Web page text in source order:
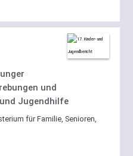
und
Jugendhilfe
für Familie, Senioren,